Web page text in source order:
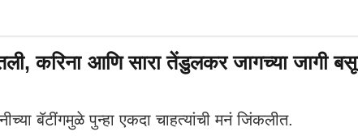
करिना आणि सारा तेंडुलकर जागच्या जागी
बॅटींगमुळे पुन्हा एकदा चाहत्यांची मनं जिंकलीत.